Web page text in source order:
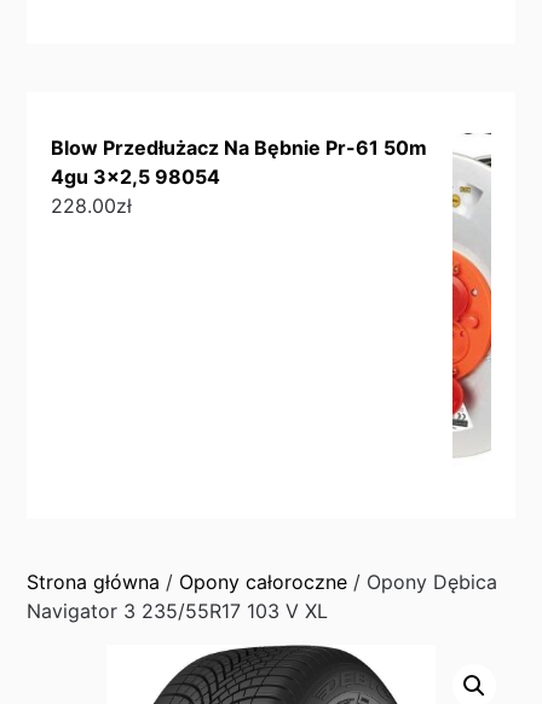
Blow Przedłużacz Na Bębnie Pr-61 50m
4gu 3x2,5 98054
228.00zł
Strona główna / Opony całoroczne / Opony Dębica
Navigator 3 235/55R17 103 V XL